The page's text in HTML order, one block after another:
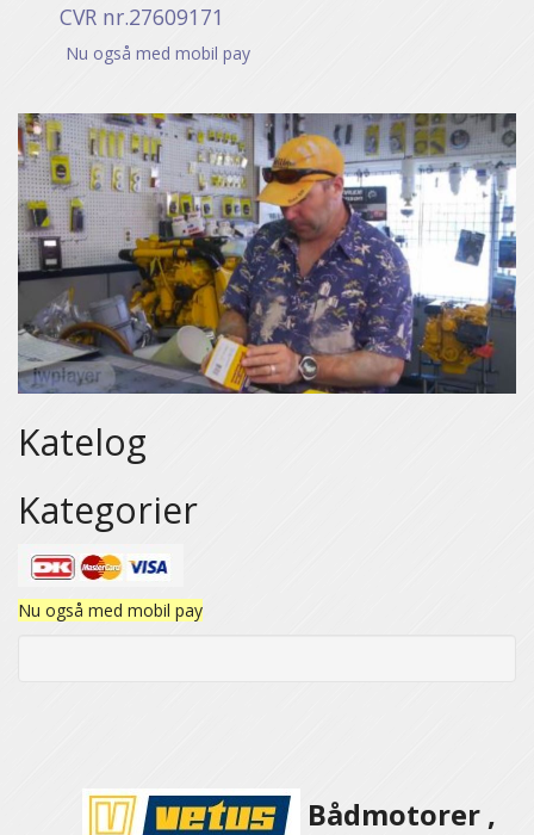
CVR nr.27609171
Nu også med mobil pay
Katelog
Kategorier
Nu også med mobil pay
Bådmotorer ,